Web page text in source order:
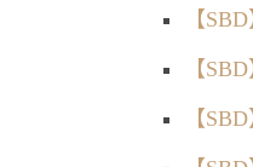
【
【
【